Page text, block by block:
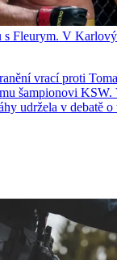
s Fleurym. V
vrací proti
šampionovi KSW.
udržela v debatě o